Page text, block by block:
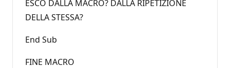
ESCO DALLA MACRO? DALLA RIPETIZIONE
DELLA STESSA?
End Sub
FINE MACRO